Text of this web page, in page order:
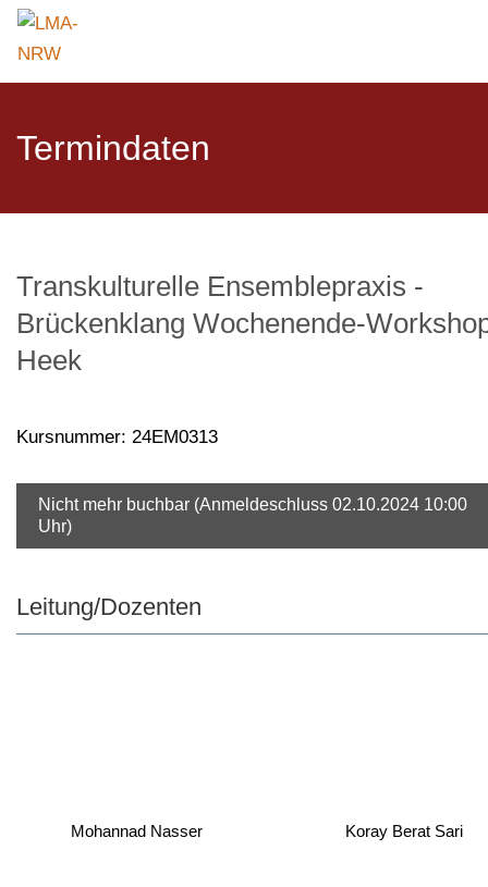
Termindaten
Transkulturelle Ensemblepraxis -
Brückenklang Wochenende-
Heek
Kursnummer: 24EM0313
Nicht mehr buchbar (Anmeldeschluss 02.10.2024 10:00
Uhr)
Leitung/Dozenten
Mohannad Nasser Koray Berat Sari